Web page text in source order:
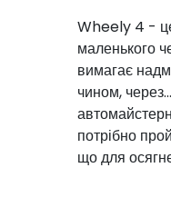
Wheely 4 - це
маленького
вимагає
чином,
потрібно
що для